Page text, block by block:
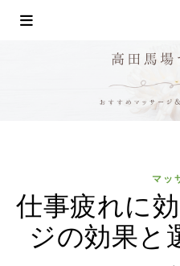
マッ
仕事疲れに
ジの効果と